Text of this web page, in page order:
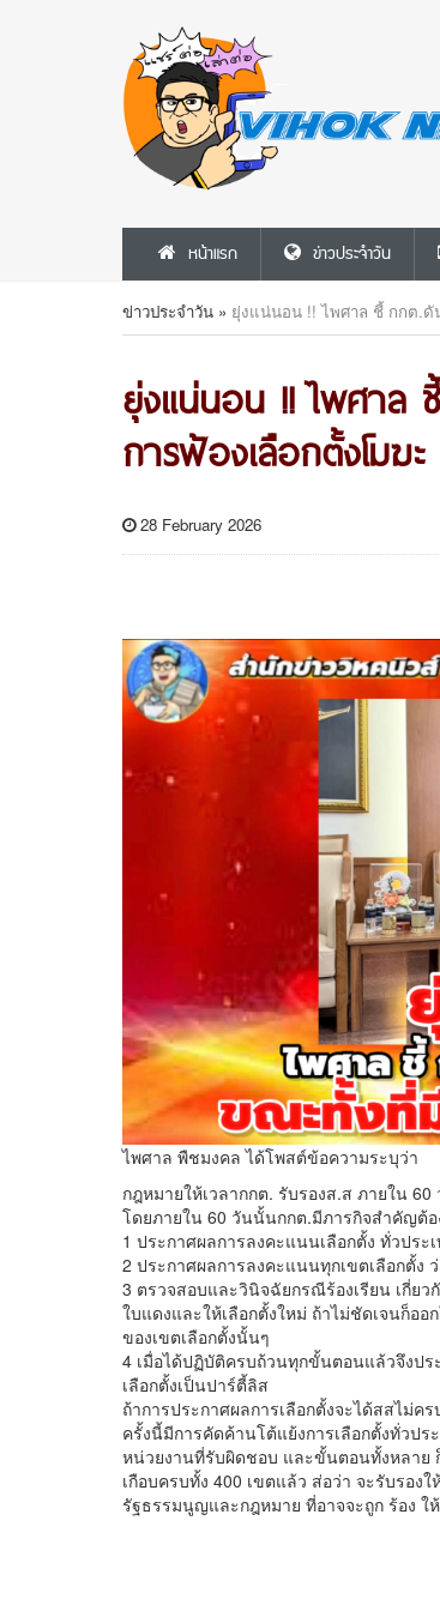
หน้าแรก ข่าวประจำวัน
ข่าวประจำวัน » ยุ่งแน่นอน !! ไพศาล ชี้ กกต.ดั
ยุ่งแน่นอน !! ไพศาล
การฟ้องเลือกตั้งโมฆะ
28 February 2026
ไพศาล พืชมงคล ได้โพสต์ข้อความระบุว่า
กฎหมายให้เวลากกต. รับรองส.ส ภายใน 60
โดยภายใน 60 วันนั้นกกต.มีภารกิจสำคัญต้
1 ประกาศผลการลงคะแนนเลือกตั้ง ทั่วปร
2 ประกาศผลการลงคะแนนทุกเขตเลือกตั้ง
3 ตรวจสอบและวินิจฉัยกรณีร้องเรียน เกี่ยว
ใบแดงและให้เลือกตั้งใหม่ ถ้าไม่ชัดเจนก็ออ
ของเขตเลือกตั้งนั้นๆ
4 เมื่อได้ปฏิบัติครบถ้วนทุกขั้นตอนแล้วจึงปร
เลือกตั้งเป็นปาร์ตี้ลิส
ถ้าการประกาศผลการเลือกตั้งจะได้สสไม่ค
ครั้งนี้มีการคัดค้านโต้แย้งการเลือกตั้งทั่วป
หน่วยงานที่รับผิดชอบ และขั้นตอนทั้งหลาย
เกือบครบทั้ง 400 เขตแล้ว ส่อว่า จะรับรอ
รัฐธรรมนูญและกฎหมาย ที่อาจจะถูก ร้อง ใ